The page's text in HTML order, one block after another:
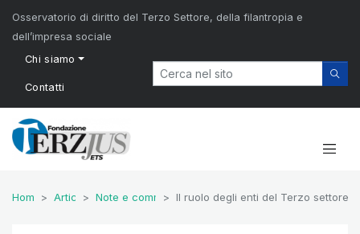
Osservatorio di diritto del Terzo Settore, della filantropia e
dell’impresa sociale
Chi siamo
Contatti
Home Articoli Note e commentiIl ruolo degli enti del Terzo settore,